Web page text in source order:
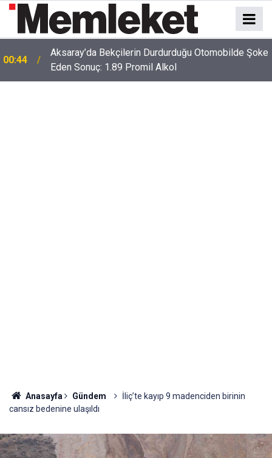
00:44
Aksaray’da Bekçilerin Durdurduğu Otomobilde Şoke
Eden Sonuç: 1.89 Promil Alkol
00:41
Polatlı-Haymana-Konya hattı bölünmüş yol oluyor
Anasayfa Gündem
İliç’te kayıp 9 madenciden birinin
cansız bedenine ulaşıldı